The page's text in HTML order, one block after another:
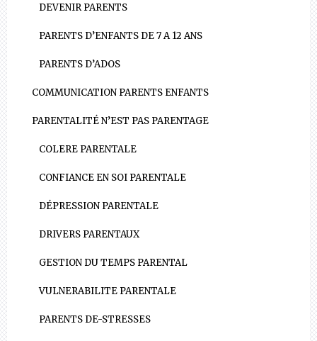
DEVENIR PARENTS
PARENTS D’ENFANTS DE 7 A 12 ANS
PARENTS D’ADOS
COMMUNICATION PARENTS ENFANTS
PARENTALITÉ N’EST PAS PARENTAGE
COLERE PARENTALE
CONFIANCE EN SOI PARENTALE
DÉPRESSION PARENTALE
DRIVERS PARENTAUX
GESTION DU TEMPS PARENTAL
VULNERABILITE PARENTALE
PARENTS DE-STRESSES